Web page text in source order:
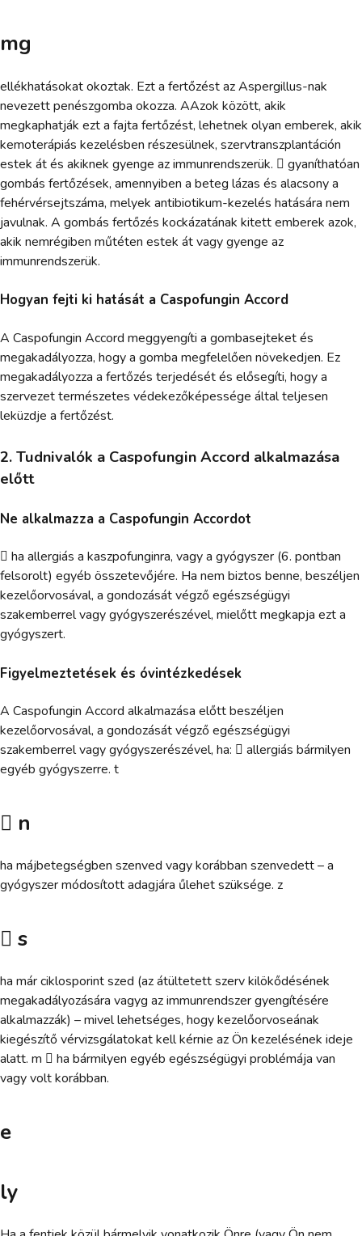
mg
ellékhatásokat okoztak. Ezt a fertőzést az Aspergillus-nak
nevezett penészgomba okozza. AAzok között, akik
megkaphatják ezt a fajta fertőzést, lehetnek olyan emberek, akik
kemoterápiás kezelésben részesülnek, szervtranszplantáción
estek át és akiknek gyenge az immunrendszerük.  gyaníthatóan
gombás fertőzések, amennyiben a beteg lázas és alacsony a
fehérvérsejtszáma, melyek antibiotikum-kezelés hatására nem
javulnak. A gombás fertőzés kockázatának kitett emberek azok,
akik nemrégiben műtéten estek át vagy gyenge az
immunrendszerük.
Hogyan fejti ki hatását a Caspofungin Accord
A Caspofungin Accord meggyengíti a gombasejteket és
megakadályozza, hogy a gomba megfelelően növekedjen. Ez
megakadályozza a fertőzés terjedését és elősegíti, hogy a
szervezet természetes védekezőképessége által teljesen
leküzdje a fertőzést.
2. Tudnivalók a Caspofungin Accord alkalmazása
előtt
Ne alkalmazza a Caspofungin Accordot
 ha allergiás a kaszpofunginra, vagy a gyógyszer (6. pontban
felsorolt) egyéb összetevőjére. Ha nem biztos benne, beszéljen
kezelőorvosával, a gondozását végző egészségügyi
szakemberrel vagy gyógyszerészével, mielőtt megkapja ezt a
gyógyszert.
Figyelmeztetések és óvintézkedések
A Caspofungin Accord alkalmazása előtt beszéljen
kezelőorvosával, a gondozását végző egészségügyi
szakemberrel vagy gyógyszerészével, ha:  allergiás bármilyen
egyéb gyógyszerre. t
 n
ha májbetegségben szenved vagy korábban szenvedett – a
gyógyszer módosított adagjára űlehet szüksége. z
 s
ha már ciklosporint szed (az átültetett szerv kilökődésének
megakadályozására vagyg az immunrendszer gyengítésére
alkalmazzák) – mivel lehetséges, hogy kezelőorvoseának
kiegészítő vérvizsgálatokat kell kérnie az Ön kezelésének ideje
alatt. m  ha bármilyen egyéb egészségügyi problémája van
vagy volt korábban.
e
ly